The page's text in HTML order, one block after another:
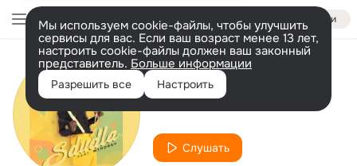
Войти
Мы используем cookie-файлы, чтобы улучшить
сервисы для вас. Если ваш возраст менее 13 лет,
настроить cookie-файлы должен ваш законный
представитель. Больше информации
Разрешить все Настроить
Исполнитель
Mthorsh
Слушать